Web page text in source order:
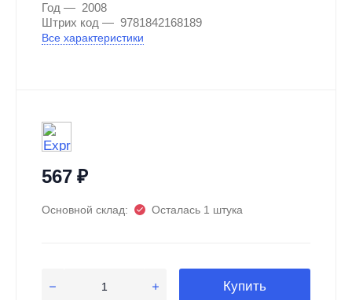
Год
2008
Штрих код
9781842168189
Все характеристики
567₽
Основной склад: Осталась 1 штука
Купить